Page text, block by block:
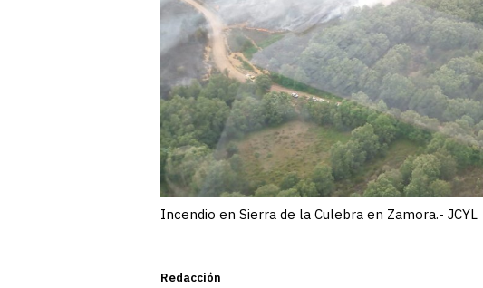
Incendio en Sierra de la Culebra en Zamora.- JCYL
Redacción